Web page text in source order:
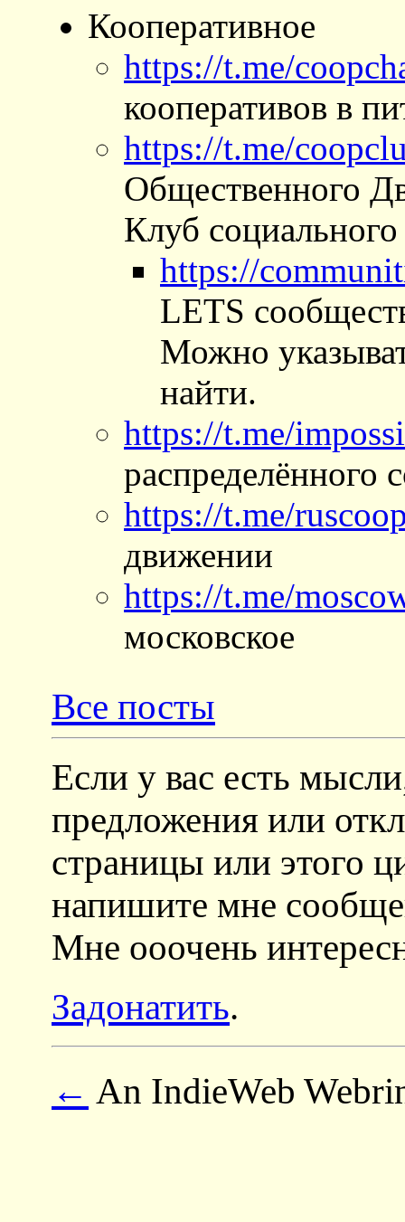
Кооперативное
https://t.me/
кооперативов в
https://t.me/
Общественного
Клуб социального
https://
LETS
Можно
найти.
https://t.me/
распределённого
https://t.me/
движении
https://t.me/
московское
Все посты
Если у вас есть
предложения или
страницы или этого
напишите мне
Мне ооочень
Задонатить.
← An IndieWeb